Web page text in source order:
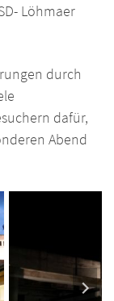
Löhmaer
durch
dafür,
Abend